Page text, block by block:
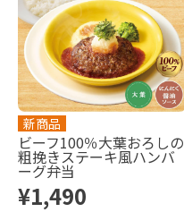
新商品
ビーフ100％大葉おろしの
粗挽きステーキ風ハンバ
ーグ弁当
¥1,490